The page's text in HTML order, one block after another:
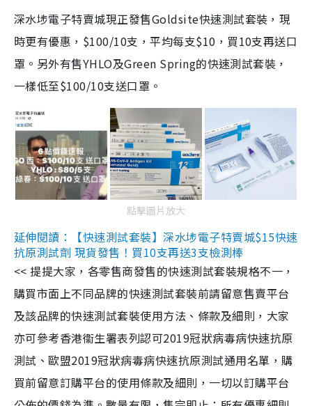
深水埗電子特賣城現正發售Goldsite快速測試套裝，現
時更有優惠，$100/10支，平均每支$10，買10支再送口
罩。另外有售YHLO及Green Spring的快速測試套裝，
一樣低至$100/10支送口罩。
點擊圖片放大
延伸閱讀：【快速測試套裝】深水埗電子特賣城$15快速
抗原測試劑 現貨發售！買10支再送3支檢測棒
<< 提提大家，各零售商發售的快速測試套裝規格不一，
購買市面上不同品牌的快速測試套裝前請留意售賣平台
及該品牌的快速測試套裝使用方法、條款及細則，大家
亦可參考香港衞生署表列認可2019冠狀病毒病快速抗原
測試、歐盟2019冠狀病毒病快速抗原測試通用名單，購
買前留意訂購平台的使用條款及細則，一切以訂購平台